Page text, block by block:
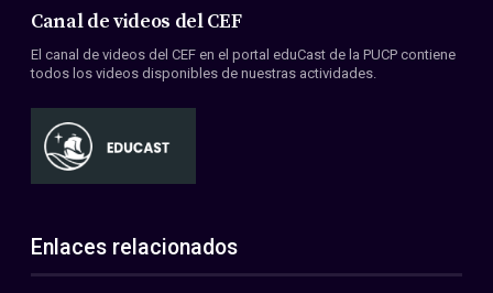
Canal de videos del CEF
El canal de videos del CEF en el portal eduCast de la PUCP contiene
todos los videos disponibles de nuestras actividades.
Enlaces relacionados